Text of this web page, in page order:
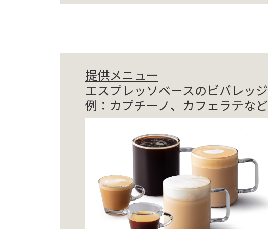
提供メニュー
エスプレッソベースのビバレッジ
例：カプチーノ、カフェラテなど